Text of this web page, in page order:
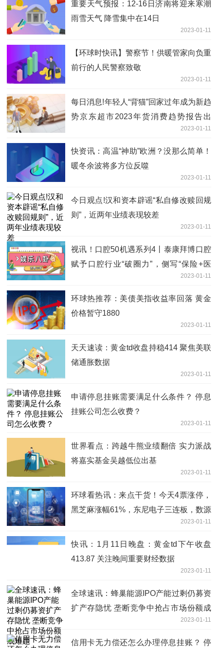
重要天气预报：12-16日济南将迎来寒潮
雨雪天气 降雪集中在14日
2023-01-11
【环球时快讯】警察节！供暖管家向负重
前行的人民警察致敬
2023-01-11
每日消息!年轻人“背猫”回家过年成为新趋
势京东超市2023年货消费趋势报告出
2023-01-11
快资讯：高温“神助”欧洲？没那么简单！
暖冬余波将多方位反噬
2023-01-11
今日观点!汉和资本辟谣“私自修改赎回规
则”，近两年业绩表现较差
2023-01-11
视讯！口腔50机遇系列4丨泰康拜博口腔
赋予口腔行业“破圈力”，侧写“保险+医
2023-01-11
环球热推荐：美债美指收益率回落 黄金
价格暂守1880
2023-01-11
天天速读：黄金td收盘持稳414 聚焦美联
储通胀数据
2023-01-11
申请停息挂账需要满足什么条件？ 停息
挂账公司怎么收费？
2023-01-11
世界看点：跨越牛熊业绩翻倍 实力派战
将嘉实基金吴越低位出基
2023-01-11
环球看热讯：来点干货！今天4票涨停，
黑芝麻涨幅61%，东尼电子三连板，数源
2023-01-11
快讯：1月11日晚盘：黄金td下午收盘
413.87 关注晚间重要财经数据
2023-01-11
全球速讯：蜂巢能源IPO产能过剩仍募资
扩产存隐忧 垄断竞争中抢占市场份额成
2023-01-11
信用卡无力偿还怎么办理停息挂账？ 停